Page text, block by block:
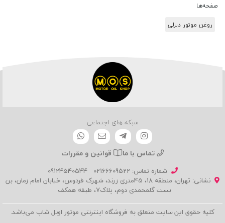
صفحه‌ها
روغن موتور دیزلی
شبکه های اجتماعی
تماس با ما قوانین و مقررات
شماره تماس‌: 02166609522
09124540544
نشانی: تهران، منطقه 18، 45متری زرند، شهرک فردوس، خیابان امام زمان، بن
بست گلمحمدی دوم، پلاک7، طبقه همکف
کليه حقوق اين سايت متعلق به فروشگاه اینترنتی موتور اویل شاپ می‌باشد.